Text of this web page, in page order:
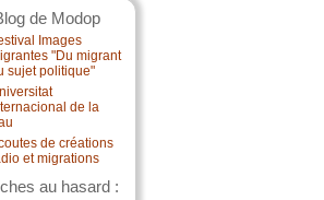
de Modop
Images
"Du migrant
sujet politique"
de la
de créations
et migrations
au hasard :